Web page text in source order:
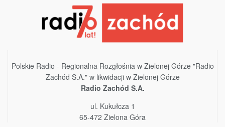
Polskie Radio - Regionalna Rozgłośnia w Zielonej Górze "Radio
Zachód S.A." w likwidacji w Zielonej Górze
Radio Zachód S.A.
ul. Kukułcza 1
65-472 Zielona Góra